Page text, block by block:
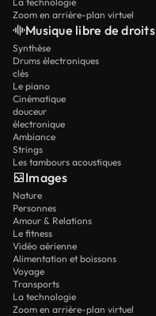
Zoom en arrière-plan virtuel
Musique libre de droits
Synthèse
Drums électroniques
clés
Le piano
Cinématique
douceur
électronique
Ambiance
Strings
Les tambours acoustiques
Images
Nature
Personnes
Amour & Relations
Le fitness
Vidéo aérienne
Alimentation et boissons
Voyage
Transports
La technologie
Zoom en arrière-plan virtuel